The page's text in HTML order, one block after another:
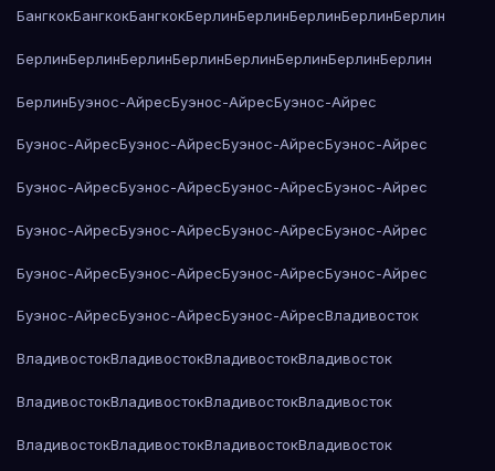
БангкокБангкокБангкокБерлинБерлинБерлинБерлинБерлин
БерлинБерлинБерлинБерлинБерлинБерлинБерлинБерлин
БерлинБуэнос-АйресБуэнос-АйресБуэнос-Айрес
Буэнос-АйресБуэнос-АйресБуэнос-АйресБуэнос-Айрес
Буэнос-АйресБуэнос-АйресБуэнос-АйресБуэнос-Айрес
Буэнос-АйресБуэнос-АйресБуэнос-АйресБуэнос-Айрес
Буэнос-АйресБуэнос-АйресБуэнос-АйресБуэнос-Айрес
Буэнос-АйресБуэнос-АйресБуэнос-АйресВладивосток
ВладивостокВладивостокВладивостокВладивосток
ВладивостокВладивостокВладивостокВладивосток
ВладивостокВладивостокВладивостокВладивосток